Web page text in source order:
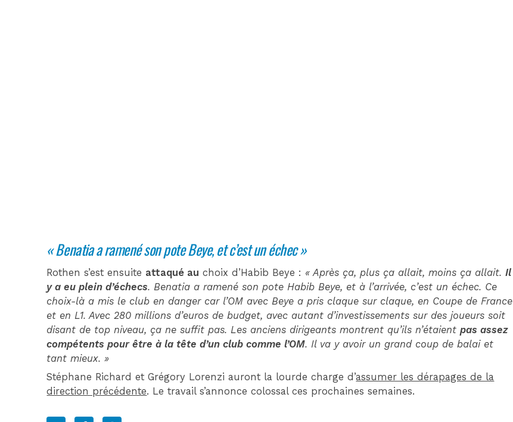
« Benatia a ramené son pote Beye, et c’est un échec »
Rothen s’est ensuite attaqué au choix d’Habib Beye : « Après ça, plus ça allait, moins ça allait.Il
y a eu plein d’échecs. Benatia a ramené son pote Habib Beye, et à l’arrivée, c’est un échec. Ce
choix-là a mis le club en danger car l’OM avec Beye a pris claque sur claque, en Coupe de France
et en L1. Avec 280 millions d’euros de budget, avec autant d’investissements sur des joueurs soit
disant de top niveau, ça ne suffit pas. Les anciens dirigeants montrent qu’ils n’étaientpas assez
compétents pour être à la tête d’un club comme l’OM. Il va y avoir un grand coup de balai et
tant mieux. »
Stéphane Richard et Grégory Lorenzi auront la lourde charge d’assumer les dérapages de la
direction précédente. Le travail s’annonce colossal ces prochaines semaines.